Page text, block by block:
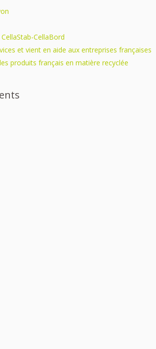
CellaBord
et vient en aide aux entreprises françaises
produits français en matière recyclée